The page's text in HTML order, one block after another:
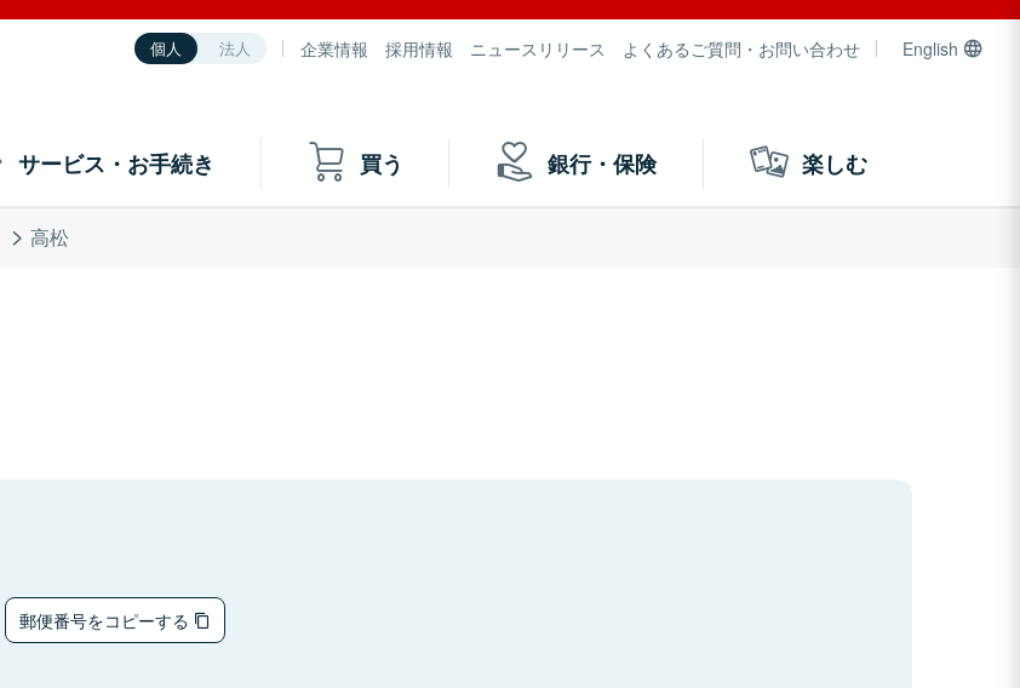
個人 法人 企業情報 採用情報 ニュースリリース よくあるご質問・お問い合わせ English
サービス・お手続き 買う 銀行・保険 楽しむ
高松
郵便番号をコピーする